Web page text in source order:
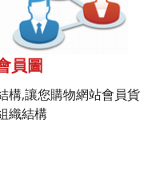
員圖
構,讓您購物網站會員貨
織結構